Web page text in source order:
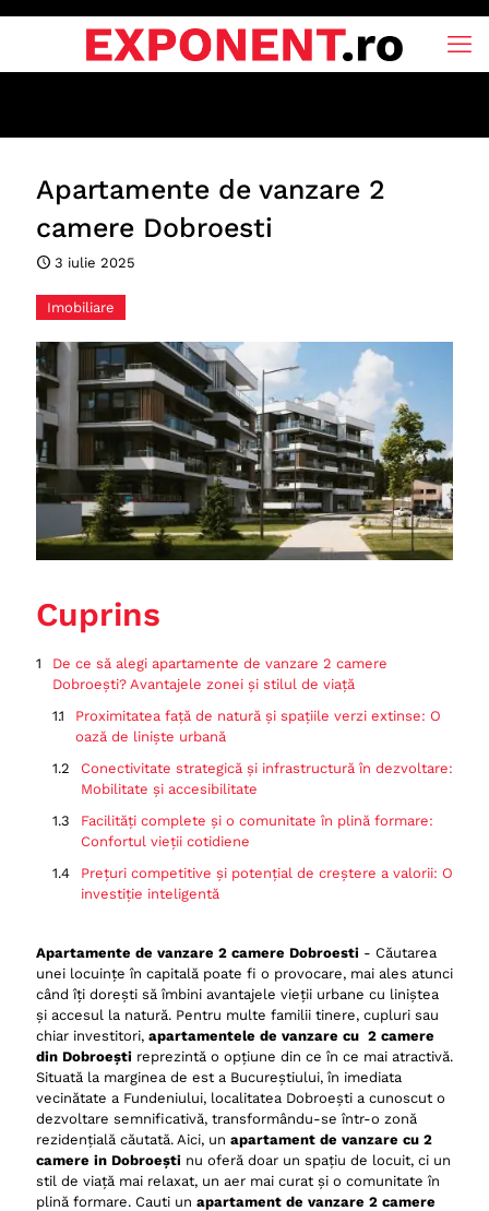
Apartamente de vanzare 2
camere Dobroesti
3 iulie 2025
Imobiliare
Cuprins
De ce să alegi apartamente de vanzare 2 camere
Dobroești? Avantajele zonei și stilul de viață
Proximitatea față de natură și spațiile verzi extinse: O
oază de liniște urbană
Conectivitate strategică și infrastructură în dezvoltare:
Mobilitate și accesibilitate
Facilități complete și o comunitate în plină formare:
Confortul vieții cotidiene
Prețuri competitive și potențial de creștere a valorii: O
investiție inteligentă
ideală pentru o familie cu un copil
Spațiu optim pentru început de drum
Acces la locuri de joacă și spații verzi sigure
Infrastructură educațională la îndemână
Liniște și siguranță: Un mediu propice pentru familie
Ce trebuie să ții cont când cauți un apartament de
vanzare 2 camere Dobroești? Ghidul cumpărătorului
Pasul 1: Definirea bugetului și a cerințelor esențiale
Pasul 2: Tipul de construcție: Bloc vechi sau
Apartamente de vanzare 2 camere Dobroesti - Căutarea
unei locuințe în capitală poate fi o provocare, mai ales atunci
când îți dorești să îmbini avantajele vieții urbane cu liniștea
și accesul la natură. Pentru multe familii tinere, cupluri sau
chiar investitori, apartamentele de vanzare cu 2 camere
din Dobroești reprezintă o opțiune din ce în ce mai atractivă.
Situată la marginea de est a Bucureștiului, în imediata
vecinătate a Fundeniului, localitatea Dobroești a cunoscut o
dezvoltare semnificativă, transformându-se într-o zonă
rezidențială căutată. Aici, un apartament de vanzare cu 2
camere in Dobroești nu oferă doar un spațiu de locuit, ci un
stil de viață mai relaxat, un aer mai curat și o comunitate în
plină formare. Cauti un apartament de vanzare 2 camere